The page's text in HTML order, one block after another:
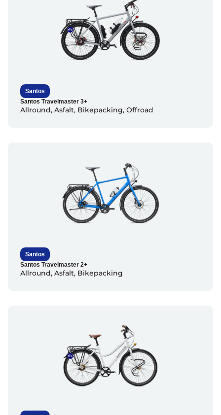
Santos
Santos Travelmaster 3+
Allround, Asfalt, Bikepacking, Offroad
Santos
Santos Travelmaster 2+
Allround, Asfalt, Bikepacking